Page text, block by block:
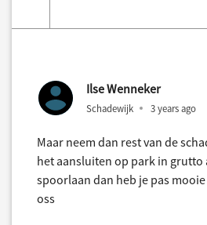
Ilse Wenneker
Schadewijk 3 years ago
Maar neem dan rest van de
het aansluiten op park in grutto
spoorlaan dan heb je pas
oss